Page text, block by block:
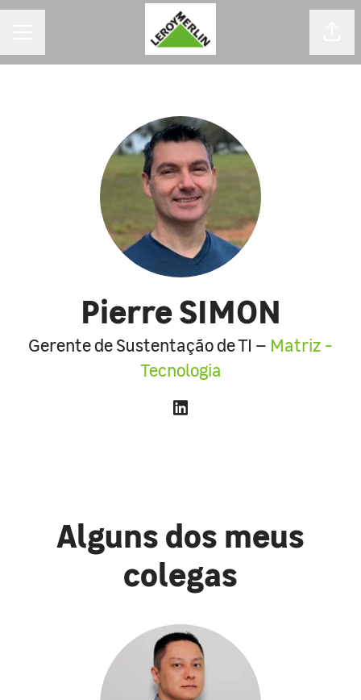
Pierre SIMON
Gerente de Sustentação de TI – Matriz -
Tecnologia
Alguns dos meus
colegas